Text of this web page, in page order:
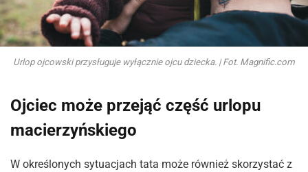
Urlop ojcowski przysługuje wyłącznie ojcu dziecka. | Fot. Magnific.com
Ojciec może przejąć część urlopu
macierzyńskiego
W określonych sytuacjach tata może również skorzystać z